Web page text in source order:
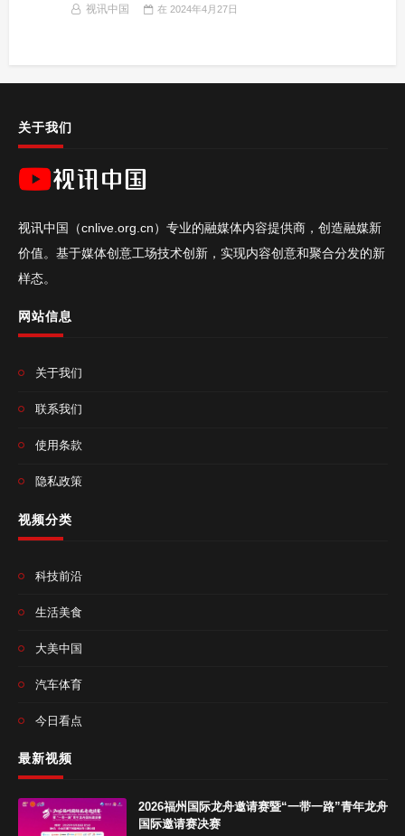
视讯中国 在2024年4月27日
关于我们
视讯中国（cnlive.org.cn）专业的融媒体内容提供商，创造融媒新
价值。基于媒体创意工场技术创新，实现内容创意和聚合分发的新
样态。
网站信息
关于我们
联系我们
使用条款
隐私政策
视频分类
科技前沿
生活美食
大美中国
汽车体育
今日看点
最新视频
2026福州国际龙舟邀请赛暨“一带一路”青年龙舟
国际邀请赛决赛